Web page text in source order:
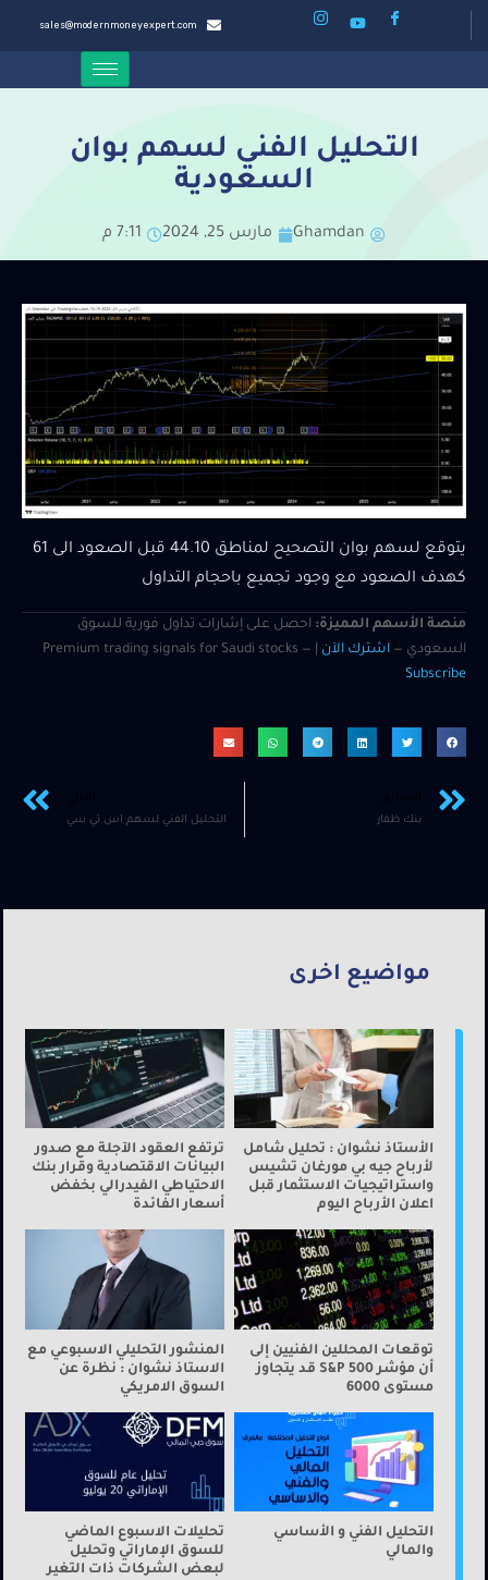
sales@modernmoneyexpert.com
التحليل الفني لسهم بوان
السعودية
Ghamdan مارس 25, 2024 7:11 م
مواضيع اخرى
الأستاذ نشوان : تحليل شامل
لأرباح جيه بي مورغان تشيس
واستراتيجيات الاستثمار قبل
اعلان الأرباح اليوم
ترتفع العقود الآجلة مع صدور
البيانات الاقتصادية وقرار بنك
الاحتياطي الفيدرالي بخفض
أسعار الفائدة
توقعات المحللين الفنيين إلى
أن مؤشر S&P 500 قد يتجاوز
مستوى 6000
المنشور التحليلي الاسبوعي مع
الاستاذ نشوان : نظرة عن
السوق الامريكي
التحليل الفني و الأساسي
والمالي
تحليلات الاسبوع الماضي
للسوق الإماراتي وتحليل
لبعض الشركات ذات التغير
يتوقع لسهم بوان التصحيح لمناطق 44.10 قبل الصعود الى 61
كهدف الصعود مع وجود تجميع باحجام التداول
منصة الأسهم المميزة: احصل على إشارات تداول فورية للسوق
السعودي — اشترك الآن
Subscribe
بنك ظفار التحليل الفني لسهم اس تي سي